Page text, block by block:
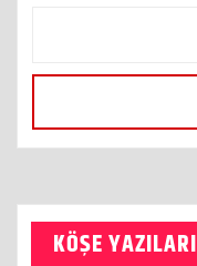
KÖŞE YAZILARI